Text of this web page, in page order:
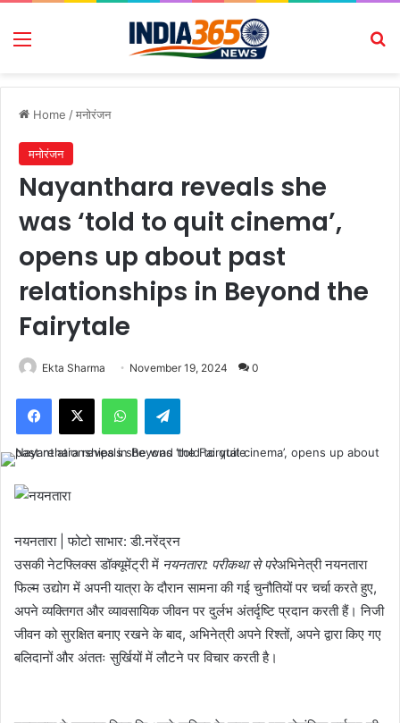
Menu
Home /मनोरंजन
मनोरंजन
Nayanthara reveals she
was ‘told to quit cinema’,
opens up about past
relationships in Beyond the
Fairytale
Ekta Sharma November 19, 2024 0
Facebook
X WhatsAppTelegram
नयनतारा | फोटो साभार: डी.नरेंद्रन
उसकी नेटफ्लिक्स डॉक्यूमेंट्री में नयनतारा: परीकथा से परेअभिनेत्री नयनतारा
फिल्म उद्योग में अपनी यात्रा के दौरान सामना की गई चुनौतियों पर चर्चा करते हुए,
अपने व्यक्तिगत और व्यावसायिक जीवन पर दुर्लभ अंतर्दृष्टि प्रदान करती हैं। निजी
जीवन को सुरक्षित बनाए रखने के बाद, अभिनेत्री अपने रिश्तों, अपने द्वारा किए गए
बलिदानों और अंततः सुर्खियों में लौटने पर विचार करती है।